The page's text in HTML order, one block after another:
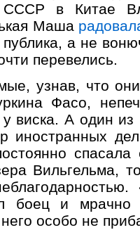
СССР в Китае
Маша
публика, а не
перевелись.
узнав, что
Фасо,
виска. А один из
иностранных
спасала
Вильгельма,
боец и мрачно
особо не